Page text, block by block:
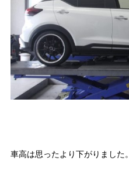
車高は思ったより下がりました。